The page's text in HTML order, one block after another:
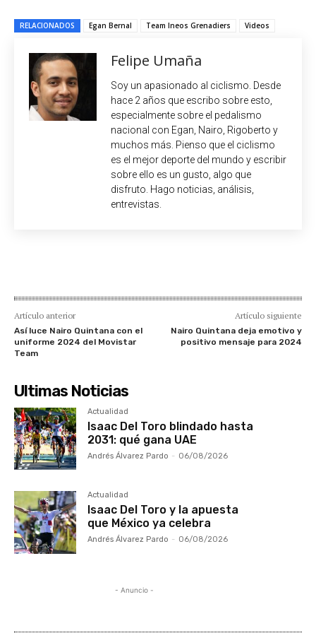
RELACIONADOS Egan Bernal Team Ineos Grenadiers Videos
Felipe Umaña
Soy un apasionado al ciclismo. Desde
hace 2 años que escribo sobre esto,
especialmente sobre el pedalismo
nacional con Egan, Nairo, Rigoberto y
muchos más. Pienso que el ciclismo
es el mejor deporte del mundo y escribir
sobre ello es un gusto, algo que
disfruto. Hago noticias, análisis,
entrevistas.
Artículo anterior
Así luce Nairo Quintana con el
uniforme 2024 del Movistar
Team
Artículo siguiente
Nairo Quintana deja emotivo y
positivo mensaje para 2024
Ultimas Noticias
Actualidad
Isaac Del Toro blindado hasta
2031: qué gana UAE
Andrés Álvarez Pardo - 06/08/2026
Actualidad
Isaac Del Toro y la apuesta
que México ya celebra
Andrés Álvarez Pardo - 06/08/2026
- Anuncio -